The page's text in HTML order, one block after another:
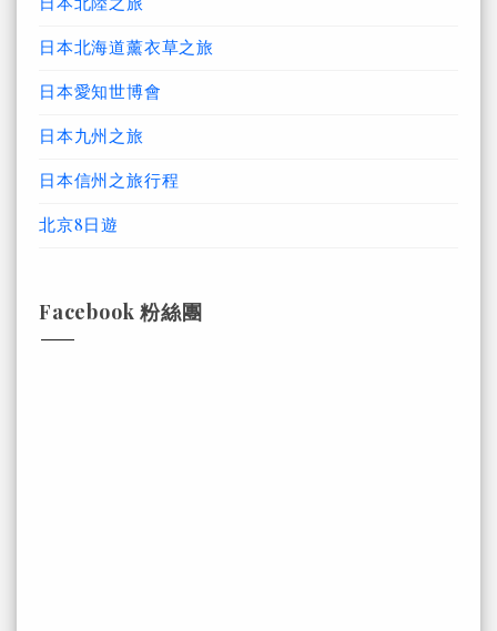
日本北海道薰衣草之旅
日本愛知世博會
日本九州之旅
日本信州之旅行程
北京8日遊
Facebook 粉絲團